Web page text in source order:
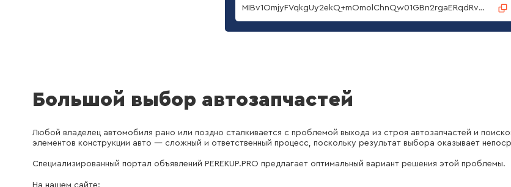
MIBv1OmjyFVqkgUy2ekQ+mOmolChnQw01GBn2rgaERqdRvFvUFMNEXwy08S050xqqQQecjEXIzDyBDgjkppzKA==
Большой выбор автозапчастей
Любой владелец автомобиля рано или поздно сталкивается с проблемой выхода из строя автозапчастей и
элементов конструкции авто — сложный и ответственный процесс, поскольку результат выбора оказывает
Специализированный портал объявлений PEREKUP.PRO предлагает оптимальный вариант решения этой проблемы.
На нашем сайте: